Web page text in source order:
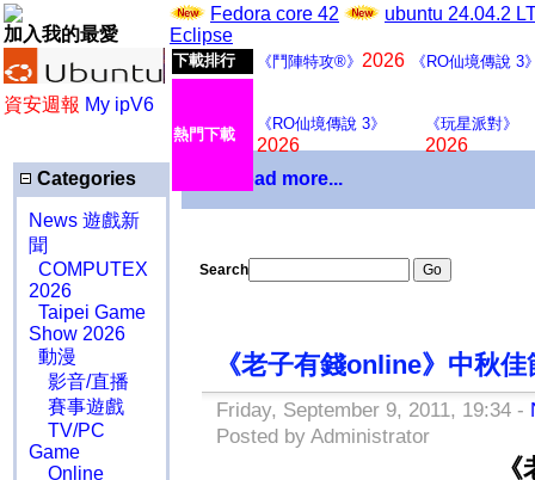
加入我的最愛
資安週報 My ipV6
Fedora core 42
ubuntu 24.04.2
Eclipse
下載排行 《鬥陣特攻®》 2026 《RO仙境傳說 3
熱門下載
《RO仙境傳說 3》
2026
《玩星派對》
2026
Categories
News 遊戲新
聞
COMPUTEX
2026
Taipei Game
Show 2026
動漫
影音/直播
賽事遊戲
TV/PC
Game
Online
Download more...
Search
《老子有錢online》中秋
Friday, September 9, 2011, 19:34 -
Posted by Administrator